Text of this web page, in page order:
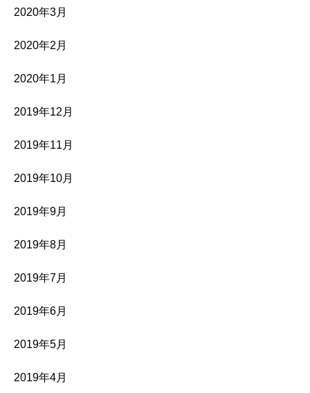
2020年3月
2020年2月
2020年1月
2019年12月
2019年11月
2019年10月
2019年9月
2019年8月
2019年7月
2019年6月
2019年5月
2019年4月